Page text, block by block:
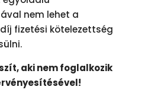
nem lehet a
fizetési kötelezettség
aki nem foglalkozik